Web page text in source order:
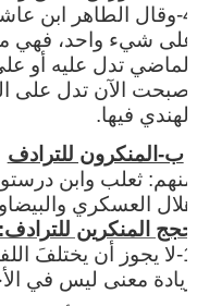
4-وقال الطاهر ابن
على شيء واحد، فهي من
الماضي تدل عليه أو
أصبحت الآن تدل على
الهندي فيها.
ب-المنكرون للترادف
منهم: ثعلب وابن
هلال العسكري
حجج المنكرين للترادف:
1-لا يجوز أن يختلفَ
زيادة معنى ليس في